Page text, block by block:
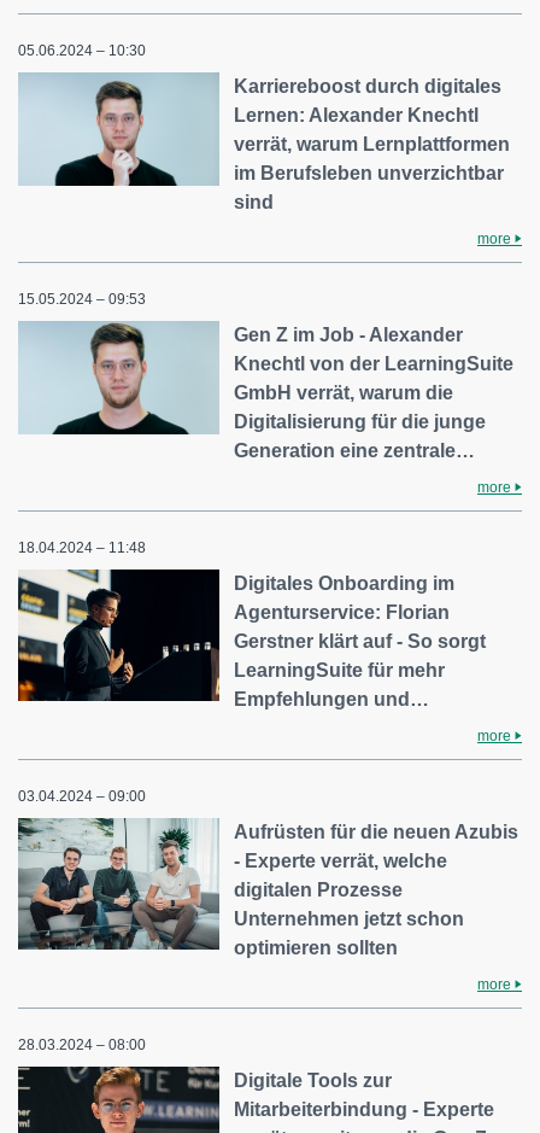
05.06.2024 – 10:30
Karriereboost durch digitales
Lernen: Alexander Knechtl
verrät, warum Lernplattformen
im Berufsleben unverzichtbar
sind
more
15.05.2024 – 09:53
Gen Z im Job - Alexander
Knechtl von der LearningSuite
GmbH verrät, warum die
Digitalisierung für die junge
Generation eine zentrale…
more
18.04.2024 – 11:48
Digitales Onboarding im
Agenturservice: Florian
Gerstner klärt auf - So sorgt
LearningSuite für mehr
Empfehlungen und…
more
03.04.2024 – 09:00
Aufrüsten für die neuen Azubis
- Experte verrät, welche
digitalen Prozesse
Unternehmen jetzt schon
optimieren sollten
more
28.03.2024 – 08:00
Digitale Tools zur
Mitarbeiterbindung - Experte